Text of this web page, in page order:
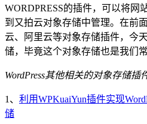
WORDPRESS的插件，可以将网
到又拍云对象存储中管理。在前
云、阿里云等对象存储插件，今
储，毕竟这个对象存储也是我们
WordPress其他相关的对象存储插
1、 利用WPKuaiYun插件实现
储